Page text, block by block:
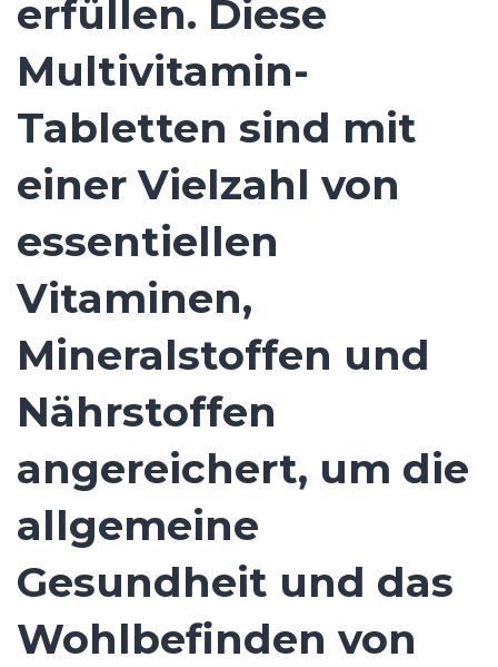
erfüllen. Diese
Multivitamin-
Tabletten sind mit
einer Vielzahl von
essentiellen
Vitaminen,
Mineralstoffen und
Nährstoffen
angereichert, um die
allgemeine
Gesundheit und das
Wohlbefinden von